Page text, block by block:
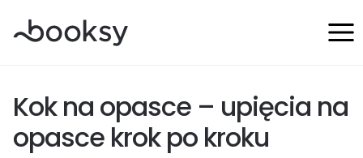
do
Kok na opasce – upięcia na
opasce krok po kroku